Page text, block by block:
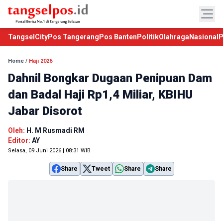
TangselCityPos Tangerang Pos Banten PolitikOlahraga Nasional
Home / Haji 2026
Dahnil Bongkar Dugaan Penipuan Dam
dan Badal Haji Rp1,4 Miliar, KBIHU
Jabar Disorot
Oleh: H. M Rusmadi RM
Editor: AY
Selasa, 09 Juni 2026 | 08:31 WIB
Share Tweet Share Share